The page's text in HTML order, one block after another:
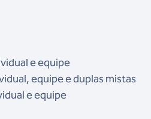
e equipe
equipe e duplas mistas
e equipe